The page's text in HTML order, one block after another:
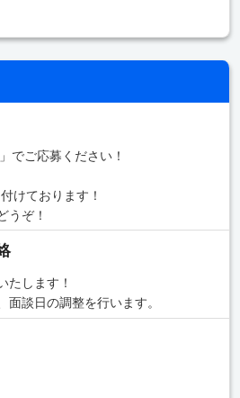
でご応募ください！
けております！
うぞ！
たします！
面談日の調整を行います。